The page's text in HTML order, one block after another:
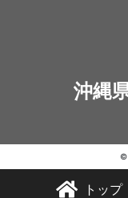
トップ
沖縄
©